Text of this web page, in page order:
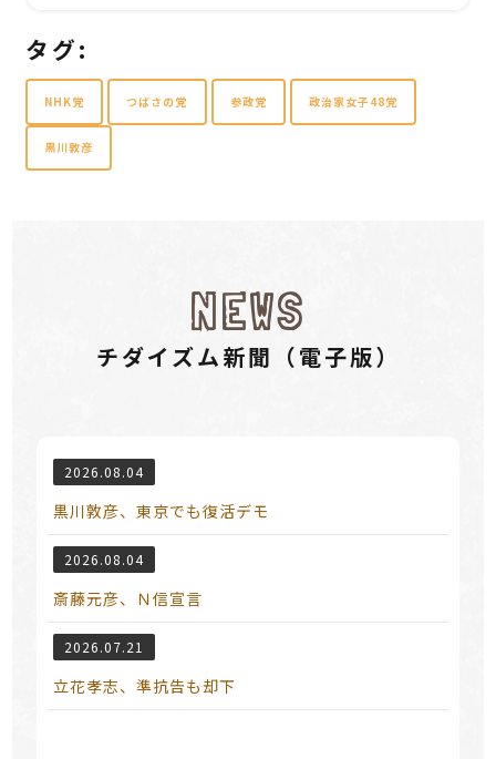
タグ:
NHK党 つばさの党 参政党 政治家女子48党
黒川敦彦
NEWS
チダイズム新聞（電⼦版）
2026.08.04
黒川敦彦、東京でも復活デモ
2026.08.04
斎藤元彦、Ｎ信宣言
2026.07.21
立花孝志、準抗告も却下